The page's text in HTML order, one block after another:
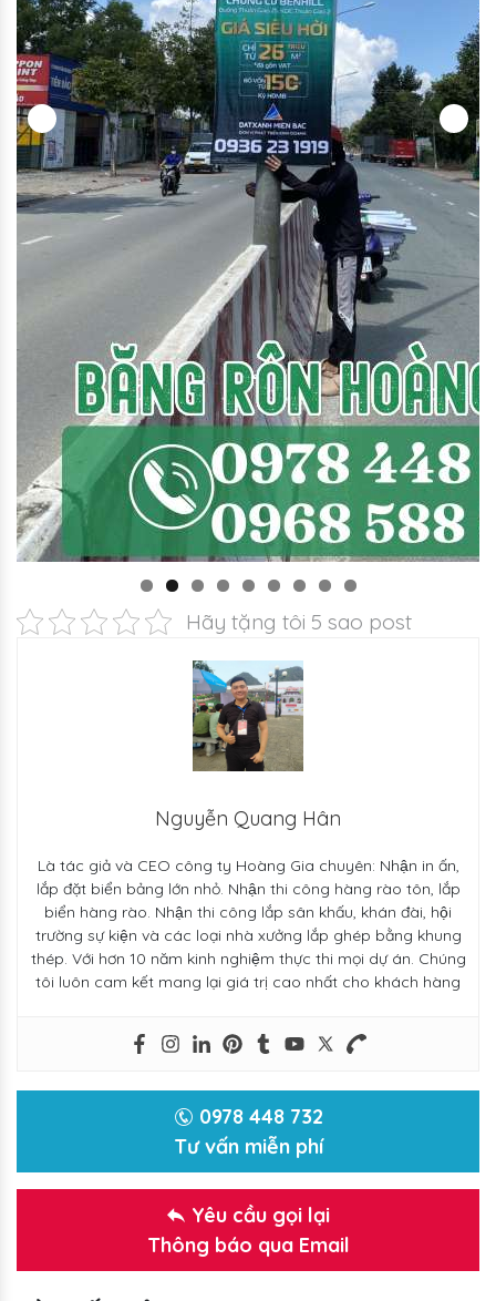
Hãy tặng tôi 5 sao post
Nguyễn Quang Hân
Là tác giả và CEO công ty Hoàng Gia chuyên: Nhận in ấn,
lắp đặt biển bảng lớn nhỏ. Nhận thi công hàng rào tôn, lắp
biển hàng rào. Nhận thi công lắp sân khấu, khán đài, hội
trường sự kiện và các loại nhà xưởng lắp ghép bằng khung
thép. Với hơn 10 năm kinh nghiệm thực thi mọi dự án. Chúng
tôi luôn cam kết mang lại giá trị cao nhất cho khách hàng
0978 448 732
Tư vấn miễn phí
Yêu cầu gọi lại
Thông báo qua Email